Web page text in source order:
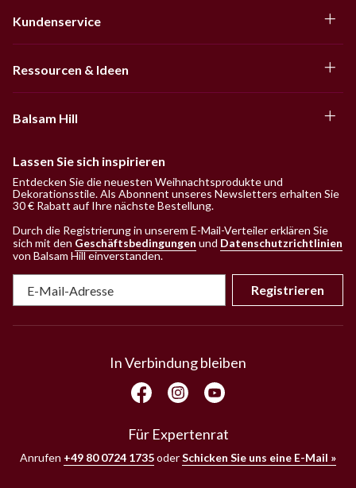
Kundenservice
Ressourcen & Ideen
Balsam Hill
Lassen Sie sich inspirieren
Entdecken Sie die neuesten Weihnachtsprodukte und
Dekorationsstile. Als Abonnent unseres Newsletters erhalten Sie
30 € Rabatt auf Ihre nächste Bestellung.
Durch die Registrierung in unserem E-Mail-Verteiler erklären Sie
sich mit den Geschäftsbedingungen und Datenschutzrichtlinien
von Balsam Hill einverstanden.
Registrieren
In Verbindung bleiben
Für Expertenrat
Anrufen +49 80 0724 1735oderSchicken Sie uns eine E-Mail »